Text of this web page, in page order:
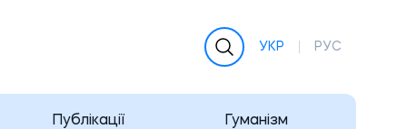
УКР РУС
Публікації Гуманізм